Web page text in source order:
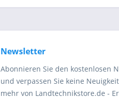
Newsletter
Abonnieren Sie den kostenlosen
und verpassen Sie keine
mehr von Landtechnikstore.de -